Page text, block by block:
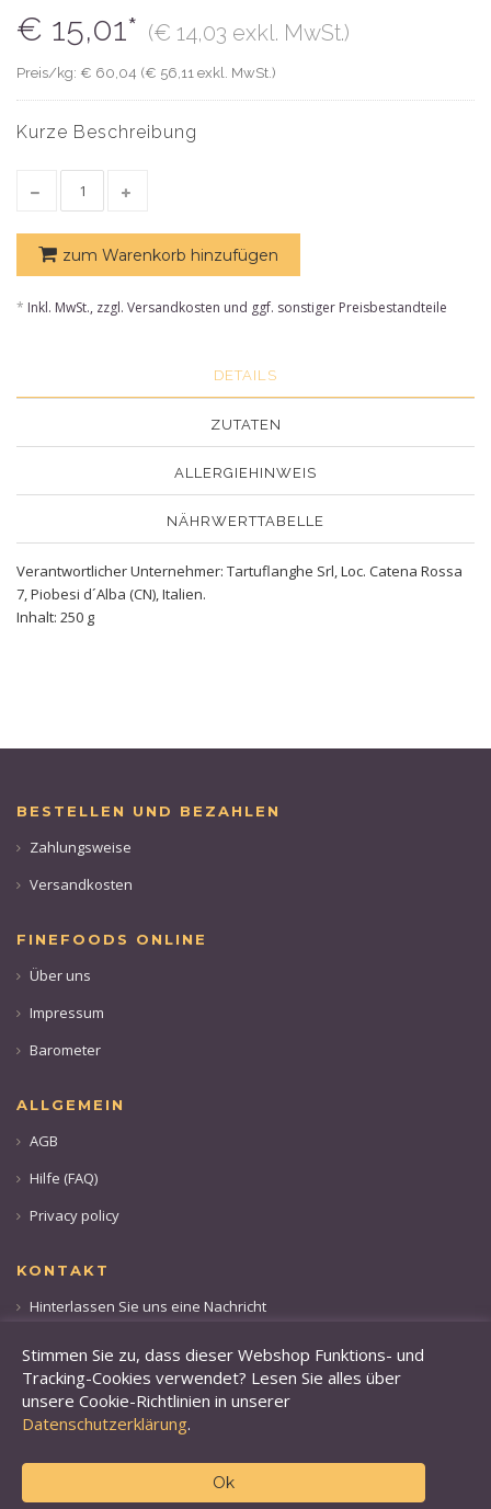
€ 15,01* (€ 14,03 exkl. MwSt.)
Preis/kg: € 60,04 (€ 56,11 exkl. MwSt.)
Kurze Beschreibung
zum Warenkorb hinzufügen
* Inkl. MwSt., zzgl. Versandkosten und ggf. sonstiger Preisbestandteile
DETAILS
ZUTATEN
ALLERGIEHINWEIS
NÄHRWERTTABELLE
Verantwortlicher Unternehmer: Tartuflanghe Srl, Loc. Catena Rossa
7, Piobesi d´Alba (CN), Italien.
Inhalt: 250 g
BESTELLEN UND BEZAHLEN
Zahlungsweise
Versandkosten
FINEFOODS ONLINE
Über uns
Impressum
Barometer
ALLGEMEIN
AGB
Hilfe (FAQ)
Privacy policy
KONTAKT
Hinterlassen Sie uns eine Nachricht
Stimmen Sie zu, dass dieser Webshop Funktions- und
Tracking-Cookies verwendet? Lesen Sie alles über
unsere Cookie-Richtlinien in unserer
Datenschutzerklärung.
Ok